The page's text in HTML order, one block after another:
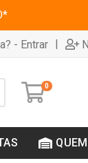
- Entrar |
0